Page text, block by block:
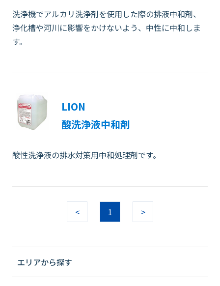
洗浄機でアルカリ洗浄剤を使用した際の排液中和剤、
浄化槽や河川に影響をかけないよう、中性に中和しま
す。
LION
酸洗浄液中和剤
酸性洗浄液の排水対策用中和処理剤です。
< 1 >
エリアから探す